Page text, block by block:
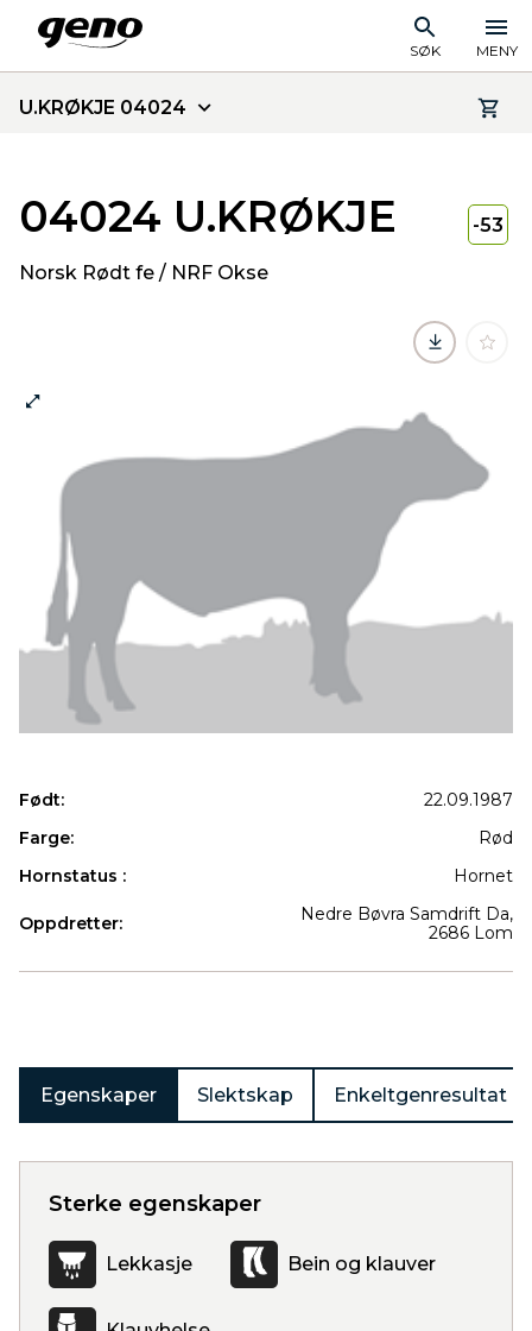
SØK MENY
U.KRØKJE 04024
04024 U.KRØKJE
Norsk Rødt fe / NRF Okse
-53
Født:
22.09.1987
Farge:
Rød
Hornstatus :
Hornet
Oppdretter:
Nedre Bøvra Samdrift Da,
2686 Lom
Egenskaper Slektskap Enkeltgenresultat
Sterke egenskaper
Lekkasje Bein og klauver